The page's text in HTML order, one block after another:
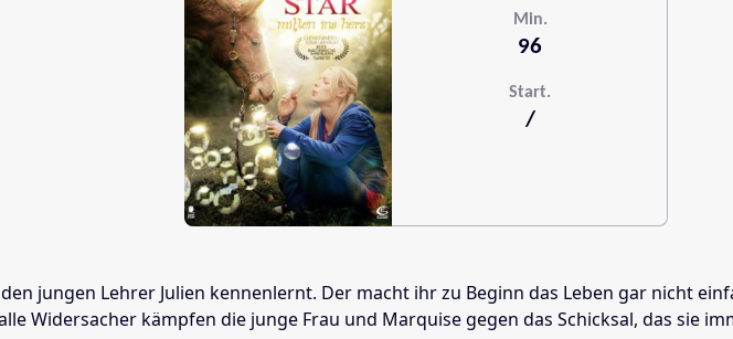
Min.
96
Start.
/
jungen Lehrer Julien kennenlernt. Der macht ihr zu Beginn das Leben gar nicht
Widersacher kämpfen die junge Frau und Marquise gegen das Schicksal, das sie